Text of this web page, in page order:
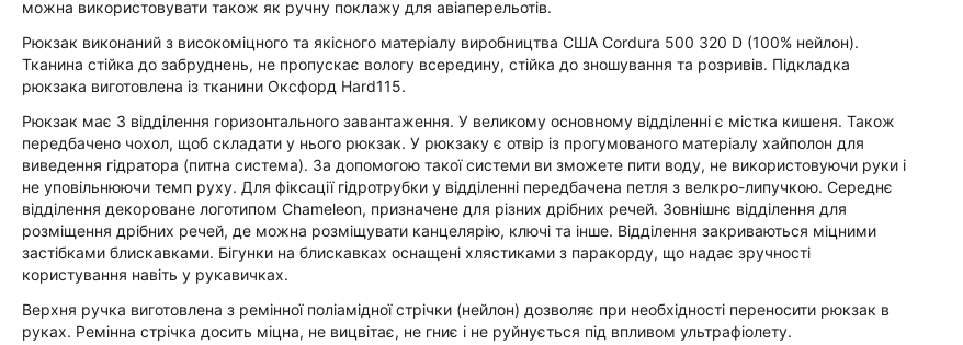
можна використовувати також як ручну поклажу для авіаперельотів.
Рюкзак виконаний з високоміцного та якісного матеріалу виробництва США Cordura 500 320 D (100% нейлон).
Тканина стійка до забруднень, не пропускає вологу всередину, стійка до зношування та розривів. Підкладка
рюкзака виготовлена із тканини Оксфорд Hard115.
Рюкзак має 3 відділення горизонтального завантаження. У великому основному відділенні є містка кишеня. Також
передбачено чохол, щоб складати у нього рюкзак. У рюкзаку є отвір із прогумованого матеріалу хайполон для
виведення гідратора (питна система). За допомогою такої системи ви зможете пити воду, не використовуючи руки і
не уповільнюючи темп руху. Для фіксації гідротрубки у відділенні передбачена петля з велкро-липучкою. Середнє
відділення декороване логотипом Chameleon, призначене для різних дрібних речей. Зовнішнє відділення для
розміщення дрібних речей, де можна розміщувати канцелярію, ключі та інше. Відділення закриваються міцними
застібками блискавками. Бігунки на блискавках оснащені хлястиками з паракорду, що надає зручності
користування навіть у рукавичках.
Верхня ручка виготовлена з ремінної поліамідної стрічки (нейлон) дозволяє при необхідності переносити рюкзак в
руках. Ремінна стрічка досить міцна, не вицвітає, не гниє і не руйнується під впливом ультрафіолету.